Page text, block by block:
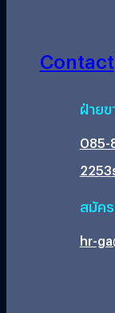
Contact
ฝ่าย
085-
2253
สมัค
hr-